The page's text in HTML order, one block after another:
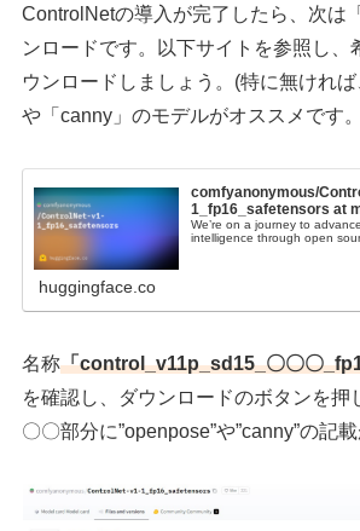
ControlNetの導入が完了したら、次は
ンロードです。以下サイトを参照し、
ウンロードしましょう。(特に無ければ
や「canny」のモデルがオススメです
comfyanonymous/
1_fp16_safetensors at
We’re on a journey to
intelligence through open
huggingface.co
名称「control_v11p_sd15_〇〇〇
を確認し、ダウンロードのボタンを押
〇〇部分に”openpose”や”canny”の記